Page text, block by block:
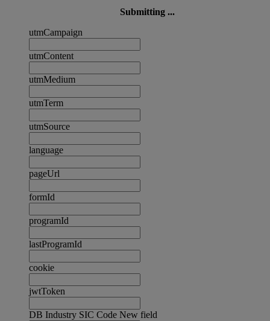
Submitting ...
utmCampaign
utmContent
utmMedium
utmTerm
utmSource
language
pageUrl
formId
programId
lastProgramId
cookie
jwtToken
DB Industry SIC Code New field